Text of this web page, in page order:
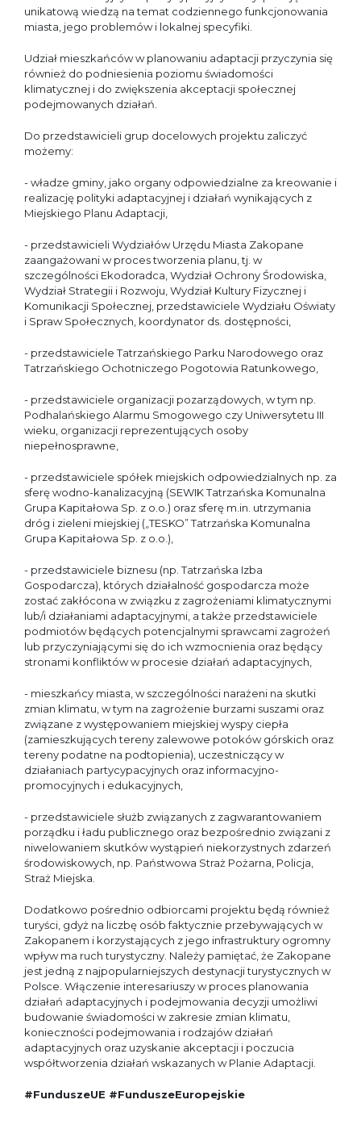
unikatową wiedzą na temat codziennego funkcjonowania
miasta, jego problemów i lokalnej specyfiki.
Udział mieszkańców w planowaniu adaptacji przyczynia się
również do podniesienia poziomu świadomości
klimatycznej i do zwiększenia akceptacji społecznej
podejmowanych działań.
Do przedstawicieli grup docelowych projektu zaliczyć
możemy:
- władze gminy, jako organy odpowiedzialne za kreowanie i
realizację polityki adaptacyjnej i działań wynikających z
Miejskiego Planu Adaptacji,
- przedstawicieli Wydziałów Urzędu Miasta Zakopane
zaangażowani w proces tworzenia planu, tj. w
szczególności Ekodoradca, Wydział Ochrony Środowiska,
Wydział Strategii i Rozwoju, Wydział Kultury Fizycznej i
Komunikacji Społecznej, przedstawiciele Wydziału Oświaty
i Spraw Społecznych, koordynator ds. dostępności,
- przedstawiciele Tatrzańskiego Parku Narodowego oraz
Tatrzańskiego Ochotniczego Pogotowia Ratunkowego,
- przedstawiciele organizacji pozarządowych, w tym np.
Podhalańskiego Alarmu Smogowego czy Uniwersytetu III
wieku, organizacji reprezentujących osoby
niepełnosprawne,
- przedstawiciele spółek miejskich odpowiedzialnych np. za
sferę wodno-kanalizacyjną (SEWIK Tatrzańska Komunalna
Grupa Kapitałowa Sp. z o.o.) oraz sferę m.in. utrzymania
dróg i zieleni miejskiej („TESKO” Tatrzańska Komunalna
Grupa Kapitałowa Sp. z o.o.),
- przedstawiciele biznesu (np. Tatrzańska Izba
Gospodarcza), których działalność gospodarcza może
zostać zakłócona w związku z zagrożeniami klimatycznymi
lub/i działaniami adaptacyjnymi, a także przedstawiciele
podmiotów będących potencjalnymi sprawcami zagrożeń
lub przyczyniającymi się do ich wzmocnienia oraz będący
stronami konfliktów w procesie działań adaptacyjnych,
- mieszkańcy miasta, w szczególności narażeni na skutki
zmian klimatu, w tym na zagrożenie burzami suszami oraz
związane z występowaniem miejskiej wyspy ciepła
(zamieszkujących tereny zalewowe potoków górskich oraz
tereny podatne na podtopienia), uczestniczący w
działaniach partycypacyjnych oraz informacyjno-
promocyjnych i edukacyjnych,
- przedstawiciele służb związanych z zagwarantowaniem
porządku i ładu publicznego oraz bezpośrednio związani z
niwelowaniem skutków wystąpień niekorzystnych zdarzeń
środowiskowych, np. Państwowa Straż Pożarna, Policja,
Straż Miejska.
Dodatkowo pośrednio odbiorcami projektu będą również
turyści, gdyż na liczbę osób faktycznie przebywających w
Zakopanem i korzystających z jego infrastruktury ogromny
wpływ ma ruch turystyczny. Należy pamiętać, że Zakopane
jest jedną z najpopularniejszych destynacji turystycznych w
Polsce. Włączenie interesariuszy w proces planowania
działań adaptacyjnych i podejmowania decyzji umożliwi
budowanie świadomości w zakresie zmian klimatu,
konieczności podejmowania i rodzajów działań
adaptacyjnych oraz uzyskanie akceptacji i poczucia
współtworzenia działań wskazanych w Planie Adaptacji.
#FunduszeUE #FunduszeEuropejskie